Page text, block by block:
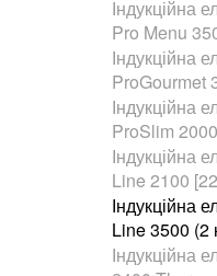
Індукційна
Pro Menu
Індукційна
ProGourmet
Індукційна
ProSlim
Індукційна
Line 2100
Індукційна
Line 3500 (2
Індукційна